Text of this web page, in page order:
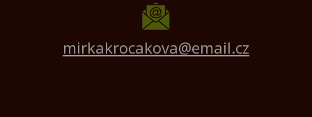
mirkakrocakova@email.cz